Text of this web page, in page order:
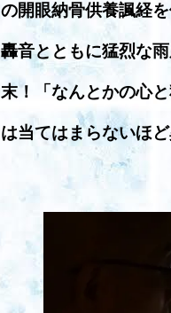
の開眼納骨供養諷経
轟音とともに猛烈な
末！「なんとかの心
は当てはまらないほ